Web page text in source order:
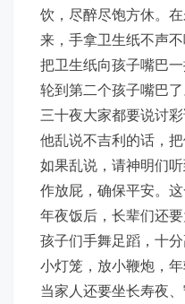
饮，尽醉尽饱方休。
来，手拿卫生纸不声
把卫生纸向孩子嘴巴
轮到第二个孩子嘴巴
三十夜大家都要说讨
他乱说不吉利的话，
如果乱说，请神明们
作放屁，确保平安。
年夜饭后，长辈们还
孩子们手舞足蹈，十
小灯笼，放小鞭炮，
当家人还要坐长寿夜